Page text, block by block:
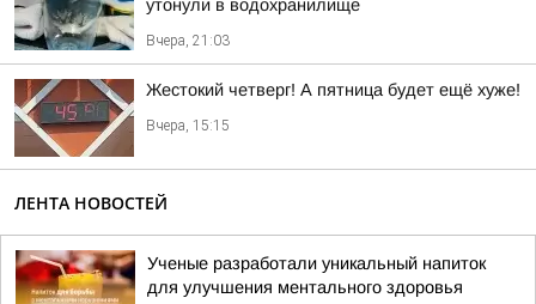
утонули в водохранилище
Вчера, 21:03
Жестокий четверг! А пятница будет ещё хуже!
Вчера, 15:15
ЛЕНТА НОВОСТЕЙ
Ученые разработали уникальный напиток
для улучшения ментального здоровья